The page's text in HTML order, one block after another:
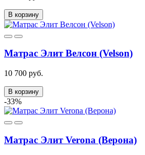
В корзину
Матрас Элит Велсон (Velson)
10 700 руб.
В корзину
-33%
Матрас Элит Verona (Верона)